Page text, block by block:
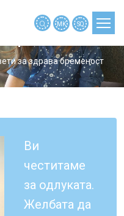
MK SQ
бременост
за здрава бременост
Ви
честитаме
за одлуката.
Желбата да